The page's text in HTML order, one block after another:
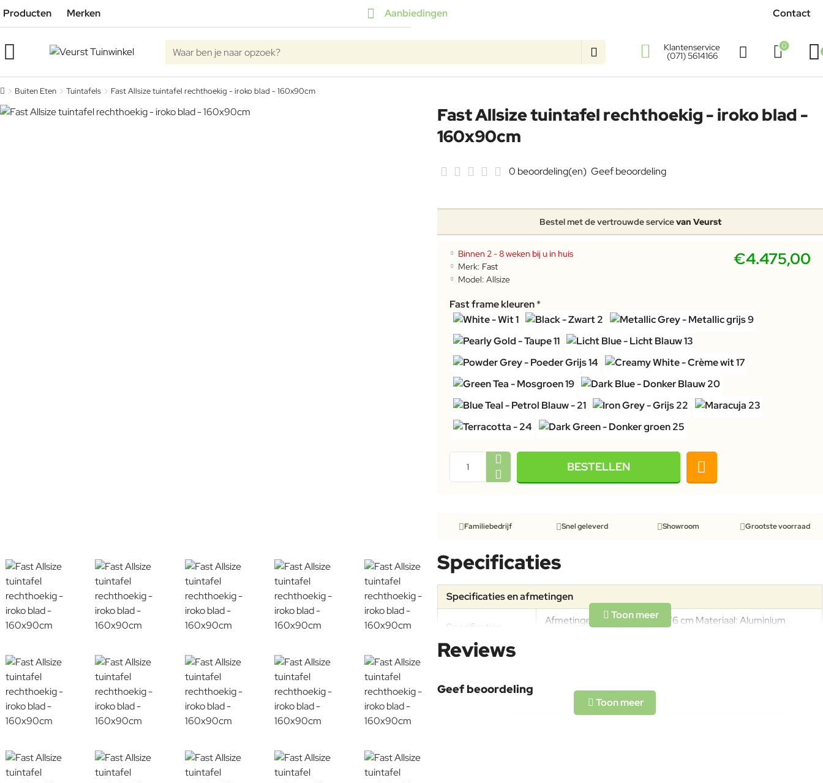
Producten Merken Aanbiedingen Contact
Waar ben je naar opzoek?
Klantenservice
(071) 5614166
0
Buiten Eten Tuintafels Fast Allsize tuintafel rechthoekig - iroko blad - 160x90cm
Fast Allsize tuintafel rechthoekig - iroko blad -
160x90cm
Bestel met de vertrouwde servicevan Veurst
0 beoordeling(en) Geef beoordeling
€4.475,00
Binnen 2 - 8 weken bij u in huis
Merk: Fast
Model: Allsize
Fast frame kleuren
BESTELLEN
Familiebedrijf Snel geleverd Showroom Grootste voorraad
Specificaties
Specificaties en afmetingen
Specificaties
Afmetingen: L160 x B90 x H76 cm Materiaal: Aluminium
Materiaal
Aluminium
verwerking en gieten, op passende wijze behandeld om de
weersomstandigheden te weerstaan en met poeder gelakt.
Reviews
Geef beoordeling